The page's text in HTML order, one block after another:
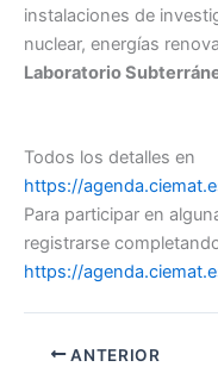
instalaciones de
nuclear, energías
Laboratorio
Todos los detalles en
https://
Para participar en
registrarse
https://
ANTERIOR